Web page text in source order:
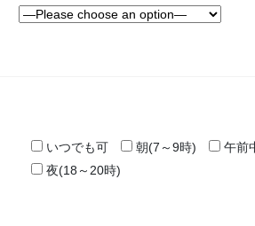
いつでも可 朝(7～9時) 午前
夜(18～20時)